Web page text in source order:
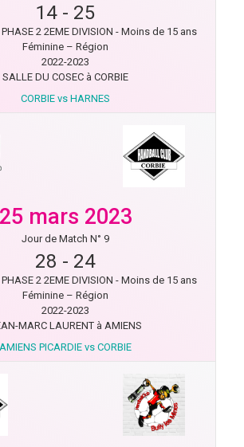
14 - 25
2 2EME DIVISION - Moins de 15 ans
Féminine – Région
2022-2023
SALLE DU COSEC à CORBIE
CORBIE vs HARNES
25 mars 2023
Jour de Match N° 9
28 - 24
2 2EME DIVISION - Moins de 15 ans
Féminine – Région
2022-2023
MARC LAURENT à AMIENS
AMIENS PICARDIE vs CORBIE